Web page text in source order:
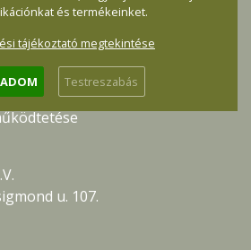
utca 7.
u. 107.
és termékeinket.
tájékoztató megtekintése
Testreszabás